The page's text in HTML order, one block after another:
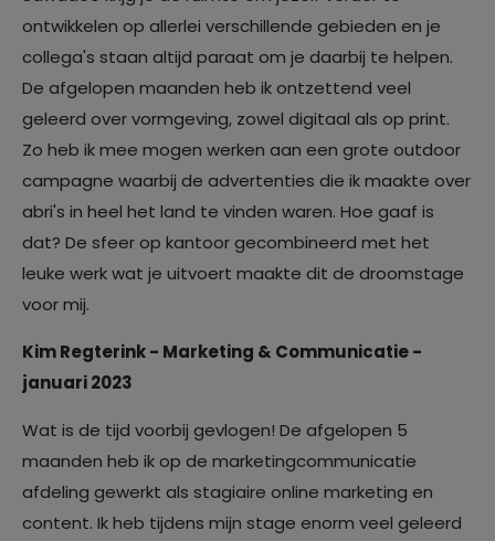
ontwikkelen op allerlei verschillende gebieden en je
collega's staan altijd paraat om je daarbij te helpen.
De afgelopen maanden heb ik ontzettend veel
geleerd over vormgeving, zowel digitaal als op print.
Zo heb ik mee mogen werken aan een grote outdoor
campagne waarbij de advertenties die ik maakte over
abri's in heel het land te vinden waren. Hoe gaaf is
dat? De sfeer op kantoor gecombineerd met het
leuke werk wat je uitvoert maakte dit de droomstage
voor mij.
Kim Regterink - Marketing & Communicatie -
januari 2023
Wat is de tijd voorbij gevlogen! De afgelopen 5
maanden heb ik op de marketingcommunicatie
afdeling gewerkt als stagiaire online marketing en
content. Ik heb tijdens mijn stage enorm veel geleerd